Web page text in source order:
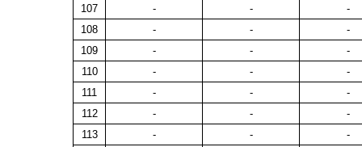
107
- -
-
108
- -
-
109
- -
-
110
- -
-
111
- -
-
112
- -
-
113
- -
-